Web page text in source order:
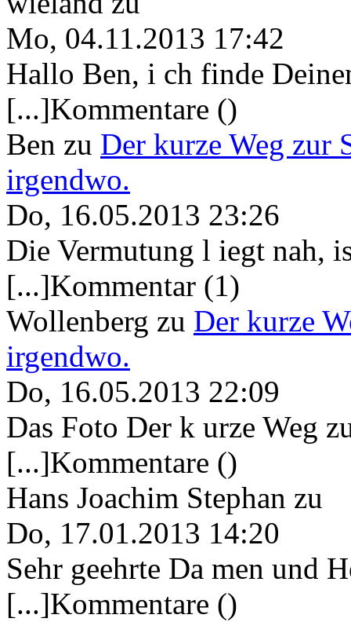
Mo, 04.11.2013 17:42
Hallo Ben, i ch finde
[...]Kommentare ()
Ben zu Der kurze Weg zur
irgendwo.
Do, 16.05.2013 23:26
Die Vermutung l iegt nah,
[...]Kommentar (1)
Wollenberg zu Der kurze
irgendwo.
Do, 16.05.2013 22:09
Das Foto Der k urze Weg
[...]Kommentare ()
Hans Joachim Stephan zu
Do, 17.01.2013 14:20
Sehr geehrte Da men und
[...]Kommentare ()